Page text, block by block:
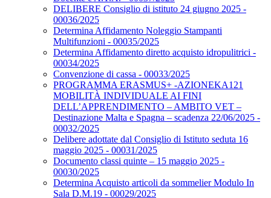
DELIBERE Consiglio di istituto 24 giugno 2025 -
00036/2025
Determina Affidamento Noleggio Stampanti
Multifunzioni - 00035/2025
Determina Affidamento diretto acquisto idropulitrici -
00034/2025
Convenzione di cassa - 00033/2025
PROGRAMMA ERASMUS+ -AZIONEKA121
MOBILITÀ INDIVIDUALE AI FINI
DELL’APPRENDIMENTO – AMBITO VET –
Destinazione Malta e Spagna – scadenza 22/06/2025 -
00032/2025
Delibere adottate dal Consiglio di Istituto seduta 16
maggio 2025 - 00031/2025
Documento classi quinte – 15 maggio 2025 -
00030/2025
Determina Acquisto articoli da sommelier Modulo In
Sala D.M.19 - 00029/2025